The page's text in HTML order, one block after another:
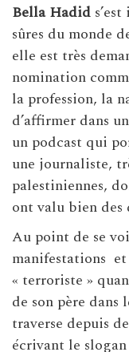
Bella Hadid
sûres du monde
elle est très
nomination
la profession, la
d’affirmer dans
un podcast qui
une journaliste,
palestiniennes,
ont valu bien des
Au point de se
manifestations
« terroriste »
de son père
traverse depuis
écrivant le slogan